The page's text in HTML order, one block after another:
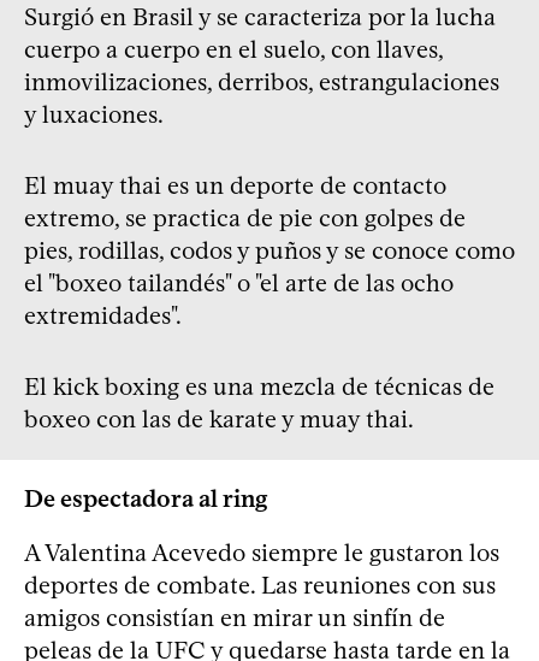
Surgió en Brasil y se caracteriza por la lucha
cuerpo a cuerpo en el suelo, con llaves,
inmovilizaciones, derribos, estrangulaciones
y luxaciones.
El muay thai es un deporte de contacto
extremo, se practica de pie con golpes de
pies, rodillas, codos y puños y se conoce como
el "boxeo tailandés" o "el arte de las ocho
extremidades".
El kick boxing es una mezcla de técnicas de
boxeo con las de karate y muay thai.
De espectadora al ring
A Valentina Acevedo siempre le gustaron los
deportes de combate. Las reuniones con sus
amigos consistían en mirar un sinfín de
peleas de la UFC y quedarse hasta tarde en la